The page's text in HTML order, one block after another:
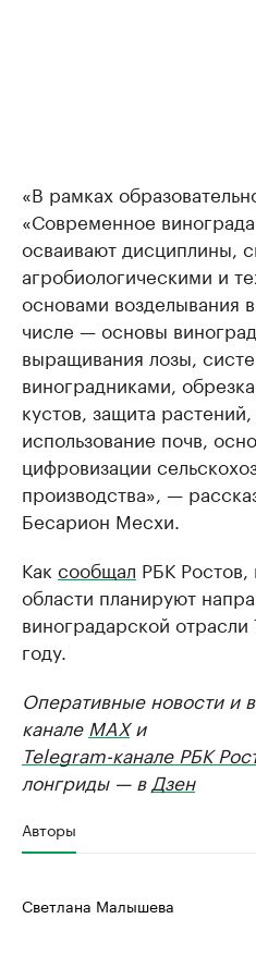
«В рамках
«Современное
осваивают дисциплины,
агробиологическими и
основами возделывания
числе — основы
выращивания лозы,
виноградниками,
кустов, защита
использование почв,
цифровизации
производства», —
Бесарион Месхи.
Как сообщал РБК Ростов,
области планируют
виноградарской
году.
Оперативные новости и
канале MAXи
Telegram-канале РБК
лонгриды — в Дзен
Авторы
Светлана Малышева